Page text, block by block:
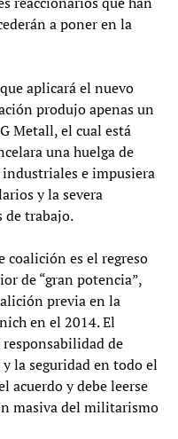
a poner en la
aplicará el nuevo
produjo apenas un
Metall, el cual está
una huelga de
e impusiera
y la severa
de trabajo.
coalición es el regreso
de “gran potencia”,
previa en la
en el 2014. El
de
la seguridad en todo el
acuerdo y debe leerse
masiva del militarismo